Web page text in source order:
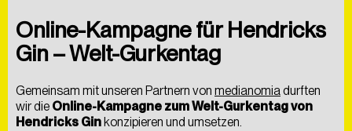
Online-Kampagne für Hendricks
Gin – Welt-Gurkentag
Gemeinsam mit unseren Partnern von medianomiadurften
wir die Online-Kampagne zum Welt-Gurkentag von
Hendricks Gin konzipieren und umsetzen.